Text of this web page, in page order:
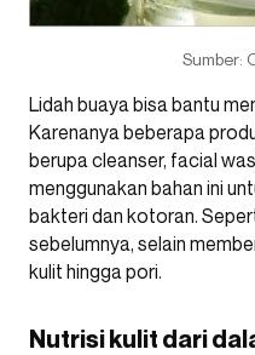
Sumber:
Lidah buaya bisa bantu
Karenanya beberapa
berupa cleanser, facial
menggunakan bahan ini
bakteri dan kotoran.
sebelumnya, selain
kulit hingga pori.
Nutrisi kulit dari